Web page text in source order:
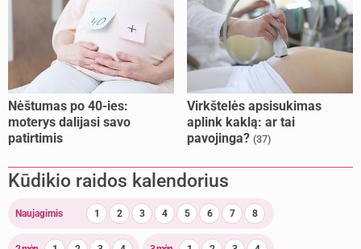
Nėštumas po 40-ies:
moterys dalijasi savo
patirtimis
Virkštelės apsisukimas
aplink kaklą: ar tai
pavojinga? (37)
Kūdikio raidos kalendorius
Naujagimis 1 2 3 4 5 6 7 8